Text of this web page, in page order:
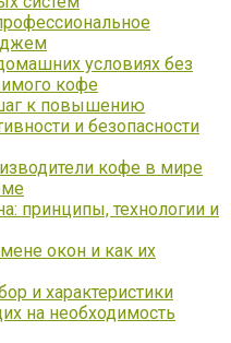
условиях без
кофе
к повышению
и безопасности
кофе в мире
принципы, технологии и
окон и как их
и характеристики
на необходимость